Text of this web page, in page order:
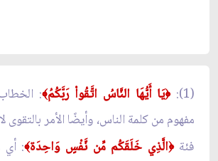
(1): ﴿يَا أَيُّهَا النَّاسُ اتَّقُواْ رَبَّكُمُ﴾:
مفهوم من كلمة الناس، وأيضًا الأمر
فئة﴿الَّذِي خَلَقَكُم مِّن نَّفْسٍ وَاحِدَة﴾: أي